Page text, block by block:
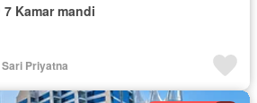
7 Kamar mandi
Priyatna